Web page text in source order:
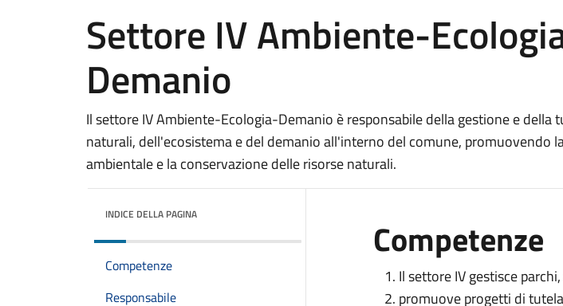
Settore IV Ambiente-
Demanio
Il settore IV Ambiente-Ecologia-Demanio è responsabile della gestione e della
naturali, dell'ecosistema e del demanio all'interno del comune, promuovendo
ambientale e la conservazione delle risorse naturali.
INDICE DELLA PAGINA
Competenze
Responsabile
Competenze
Il settore IV gestisce
promuove progetti di